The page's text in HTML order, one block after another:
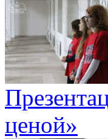
ценой»